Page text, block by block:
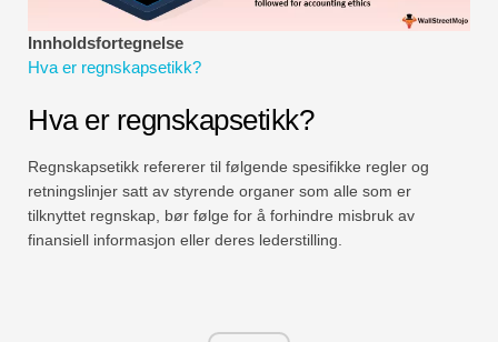
Økonomiske modelleringsveiledninger
Fullstendig format
Risikostyringsveiledninger
Innholdsfortegnelse
Hva er regnskapsetikk?
Hva er regnskapsetikk?
Regnskapsetikk refererer til følgende spesifikke regler og
retningslinjer satt av styrende organer som alle som er
tilknyttet regnskap, bør følge for å forhindre misbruk av
finansiell informasjon eller deres lederstilling.